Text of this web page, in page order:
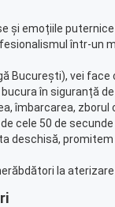
și emoțiile
într-un
București), vei
în siguranță
îmbarcarea,
cele 50 de
deschisă, promitem
la